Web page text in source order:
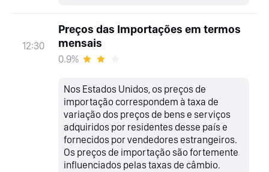
12:30
Preços das Importações em termos
mensais
0.9%
Nos Estados Unidos, os preços de
importação correspondem à taxa de
variação dos preços de bens e serviços
adquiridos por residentes desse país e
fornecidos por vendedores estrangeiros.
Os preços de importação são fortemente
influenciados pelas taxas de câmbio.